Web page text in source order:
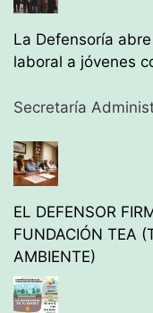
La Defensoría
laboral a jóvenes
Secretaría
EL DEFENSOR
FUNDACIÓN TEA
AMBIENTE)